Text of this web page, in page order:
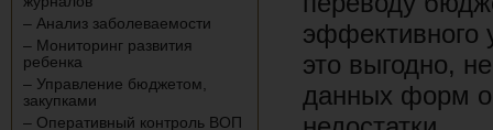
– Анализ заболеваемости
– Мониторинг развития
ребенка
– Управление бюджетом,
закупками
– Оперативный контроль ВОП
эффективного
это выгодно,
данных форм